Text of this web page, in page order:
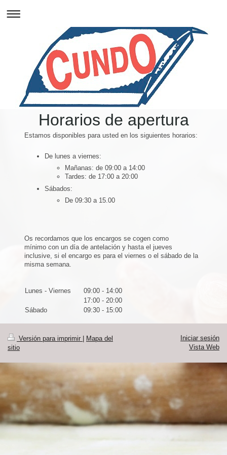
Horarios de apertura
Estamos disponibles para usted en los siguientes horarios:
De lunes a viernes:
Mañanas: de 09:00 a 14:00
Tardes: de 17:00 a 20:00
Sábados:
De 09:30 a 15.00
Os recordamos que los encargos se cogen como
mínimo con un día de antelación y hasta el jueves
inclusive, si el encargo es para el viernes o el sábado de la
misma semana.
Lunes - Viernes 09:00 - 14:00
17:00 - 20:00
Sábado
09:30 - 15:00
Versión para imprimir | Mapa del
sitio
Iniciar sesión
Vista Web